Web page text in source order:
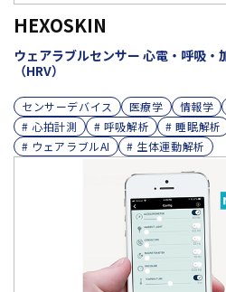
HEXOSKIN
ウェアラブルセンサー 心電・呼吸・
（HRV）
センサーデバイス 医療学 情報学
# 心拍計測
# 呼吸解析 # 睡眠解析
# ウェアラブルAI
# 生体運動解析